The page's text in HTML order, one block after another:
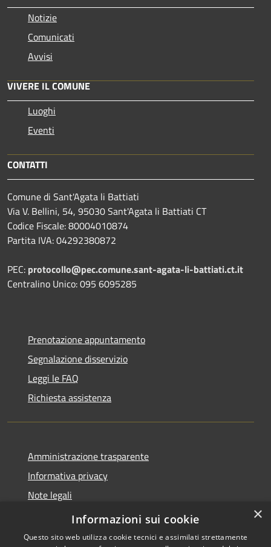
Notizie
Comunicati
Avvisi
VIVERE IL COMUNE
Luoghi
Eventi
CONTATTI
Comune di Sant'Agata li Battiati
Via V. Bellini, 54, 95030 Sant'Agata li Battiati CT
Codice Fiscale: 80004010874
Partita IVA: 04292380872
PEC: protocollo@pec.comune.sant-agata-li-battiati.ct.it
Centralino Unico: 095 6095285
Prenotazione appuntamento
Segnalazione disservizio
Leggi le FAQ
Richiesta assistenza
Amministrazione trasparente
Informativa privacy
Note legali
Dichiarazione di accessibilità
×
Informazioni sui cookie
Questo sito web utilizza cookie tecnici e assimilati strettamente